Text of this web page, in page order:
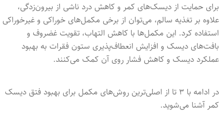
برای حمایت از دیسک‌های کمر و کاهش درد ناشی از بیرون‌زدگی،
علاوه بر تغذیه سالم، می‌توان از برخی مکمل‌های خوراکی و غیرخوراکی
استفاده کرد. این مکمل‌ها با کاهش التهاب، تقویت غضروف و
بافت‌های دیسک و افزایش انعطاف‌پذیری ستون فقرات به بهبود
عملکرد دیسک و کاهش فشار روی آن کمک می‌کنند.
در ادامه با ۳ تا از اصلی‌ترین روش‌های مکمل برای بهبود فتق دیسک
کمر آشنا می‌شوید.